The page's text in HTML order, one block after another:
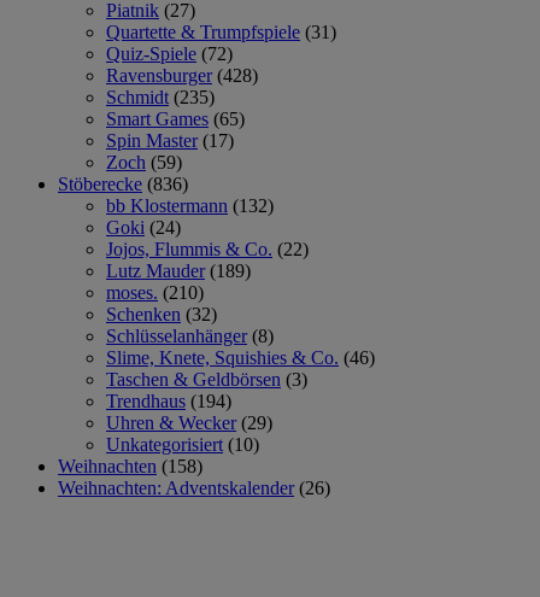
Piatnik (27)
Quartette & Trumpfspiele (31)
Quiz-Spiele (72)
Ravensburger (428)
Schmidt (235)
Smart Games (65)
Spin Master (17)
Zoch (59)
Stöberecke (836)
bb Klostermann (132)
Goki (24)
Jojos, Flummis & Co. (22)
Lutz Mauder (189)
moses. (210)
Schenken (32)
Schlüsselanhänger (8)
Slime, Knete, Squishies & Co. (46)
Taschen & Geldbörsen (3)
Trendhaus (194)
Uhren & Wecker (29)
Unkategorisiert (10)
Weihnachten (158)
Weihnachten: Adventskalender (26)